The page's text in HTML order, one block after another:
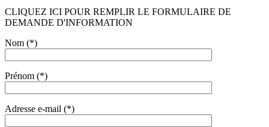
CLIQUEZ ICI POUR REMPLIR LE FORMULAIRE DE
DEMANDE D'INFORMATION
Nom (*)
Prénom (*)
Adresse e-mail (*)